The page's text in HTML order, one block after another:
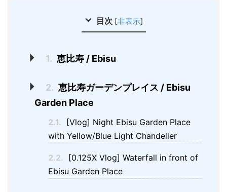
目次 [非表示]
1. 恵比寿 / Ebisu
2. 恵比寿ガーデンプレイス / Ebisu
Garden Place
2.1. [Vlog] Night Ebisu Garden Place
with Yellow/Blue Light Chandelier
2.2. [0.125X Vlog] Waterfall in front of
Ebisu Garden Place